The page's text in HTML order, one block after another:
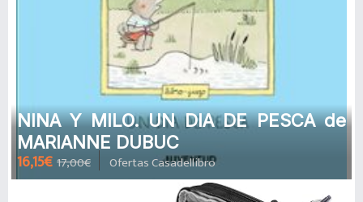
NINA Y MILO. UN DIA DE PESCA de
MARIANNE DUBUC
16,15€ 17,00€ Ofertas Casadellibro